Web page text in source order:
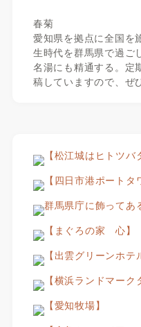
春菊
愛知県を拠点に全国を
生時代を群馬県で過ご
名湯にも精通する。定
稿していますので、ぜ